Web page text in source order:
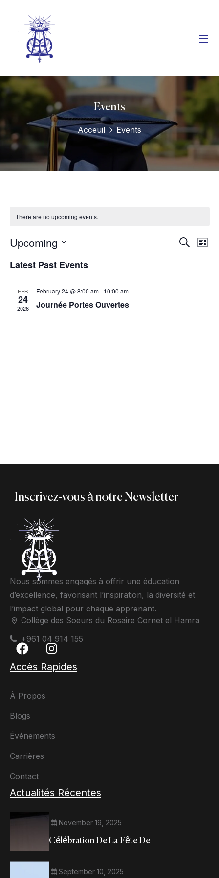
Events
Acceuil Events
There are no upcoming events.
Events
Search
List
Upcoming
date.
Latest Past Events
FEB
24
2026
February 24 @ 8:00 am- 10:00 am
Journée Portes Ouvertes
Inscrivez-vous à notre Newsletter
Nous sommes engagés à offrir une éducation
d’excellence, favorisant l’inspiration, la diversité et
l’impact global pour chaque apprenant.
Collège des Soeurs du Rosaire Cornet el Hamra
+961 04 914 155
Accès Rapides
À Propos
Blogs
Événements
Carrières
Contact
Actualités Récentes
November 19, 2025
Célébration De La Fête De
September 10, 2025